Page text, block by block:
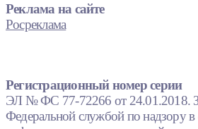
Реклама на сайте
Росреклама
Регистрационный номер серии
ЭЛ № ФС 77-72266 от 24.01.2018.
Федеральной службой по надзору в